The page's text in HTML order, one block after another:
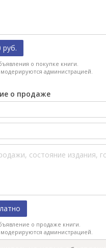
руб.
о покупке книги.
администрацией.
о продаже
о продаже книги.
администрацией.